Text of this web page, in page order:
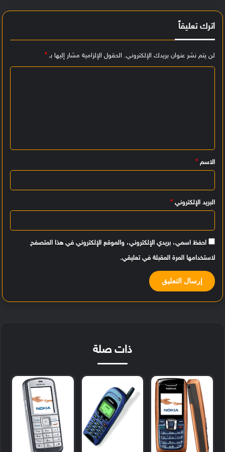
اترك تعليقاً
لن يتم نشر عنوان بريدك الإلكتروني. الحقول الإلزامية مشار إليها بـ*
ي
ق
الاسم *
البريد الإلكتروني *
احفظ اسمي، بريدي الإلكتروني، والموقع الإلكتروني في هذا المتصفح
لاستخدامها المرة المقبلة في تعليقي.
ذات صلة